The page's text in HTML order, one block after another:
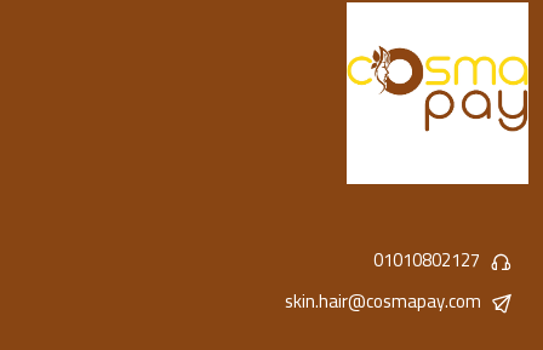
01010802127
skin.hair@cosmapay.com